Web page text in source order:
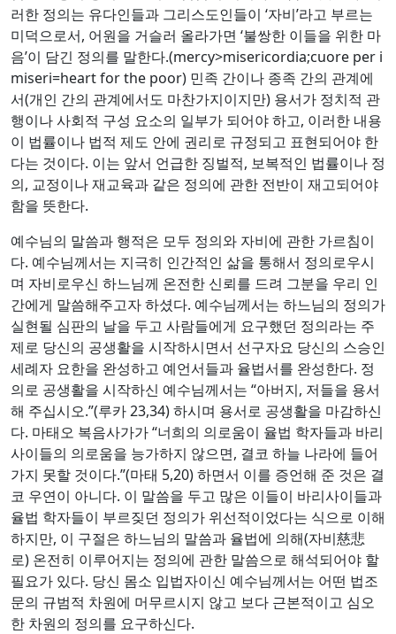
러한 정의는 유다인들과 그리스도인들이 ‘자비’라고 부르는
미덕으로서, 어원을 거슬러 올라가면 ‘불쌍한 이들을 위한 마
음’이 담긴 정의를 말한다.(mercy>misericordia;cuore per i
miseri=heart for the poor) 민족 간이나 종족 간의 관계에
서(개인 간의 관계에서도 마찬가지이지만) 용서가 정치적 관
행이나 사회적 구성 요소의 일부가 되어야 하고, 이러한 내용
이 법률이나 법적 제도 안에 권리로 규정되고 표현되어야 한
다는 것이다. 이는 앞서 언급한 징벌적, 보복적인 법률이나 정
의, 교정이나 재교육과 같은 정의에 관한 전반이 재고되어야
함을 뜻한다.
예수님의 말씀과 행적은 모두 정의와 자비에 관한 가르침이
다. 예수님께서는 지극히 인간적인 삶을 통해서 정의로우시
며 자비로우신 하느님께 온전한 신뢰를 드려 그분을 우리 인
간에게 말씀해주고자 하셨다. 예수님께서는 하느님의 정의가
실현될 심판의 날을 두고 사람들에게 요구했던 정의라는 주
제로 당신의 공생활을 시작하시면서 선구자요 당신의 스승인
세례자 요한을 완성하고 예언서들과 율법서를 완성한다. 정
의로 공생활을 시작하신 예수님께서는 “아버지, 저들을 용서
해 주십시오.”(루카 23,34) 하시며 용서로 공생활을 마감하신
다. 마태오 복음사가가 “너희의 의로움이 율법 학자들과 바리
사이들의 의로움을 능가하지 않으면, 결코 하늘 나라에 들어
가지 못할 것이다.”(마태 5,20) 하면서 이를 증언해 준 것은 결
코 우연이 아니다. 이 말씀을 두고 많은 이들이 바리사이들과
율법 학자들이 부르짖던 정의가 위선적이었다는 식으로 이해
하지만, 이 구절은 하느님의 말씀과 율법에 의해(자비慈悲
로) 온전히 이루어지는 정의에 관한 말씀으로 해석되어야 할
필요가 있다. 당신 몸소 입법자이신 예수님께서는 어떤 법조
문의 규범적 차원에 머무르시지 않고 보다 근본적이고 심오
한 차원의 정의를 요구하신다.